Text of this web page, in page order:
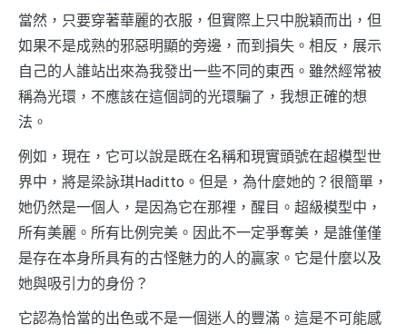
當然，只要穿著華麗的衣服，但實際上只中脫穎而出，但
如果不是成熟的邪惡明顯的旁邊，而到損失。相反，展示
自己的人誰站出來為我發出一些不同的東西。雖然經常被
稱為光環，不應該在這個詞的光環騙了，我想正確的想
法。
例如，現在，它可以說是既在名稱和現實頭號在超模型世
界中，將是梁詠琪Haditto。但是，為什麼她的​​？很簡單，
她仍然是一個人，是因為它在那裡，醒目。超級模型中，
所有美麗。所有比例完美。因此不一定爭奪美，是誰僅僅
是存在本身所具有的古怪魅力的人的贏家。它是什麼以及
她與吸引力的身份？
它認為恰當的出色或不是一個迷人的豐滿。這是不可能感